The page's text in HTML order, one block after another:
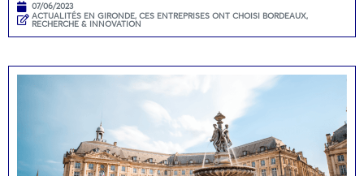
07/06/2023
ACTUALITÉS EN GIRONDE, CES ENTREPRISES ONT CHOISI BORDEAUX,
RECHERCHE & INNOVATION